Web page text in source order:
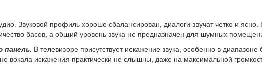
Звуковой профиль хорошо сбалансирован, диалоги звучат четко и ясно.
басов, а общий уровень звука не предназначен для шумных
панель. В телевизоре присутствует искажение звука, особенно в
вокала искажения практически не слышны, даже на максимальной